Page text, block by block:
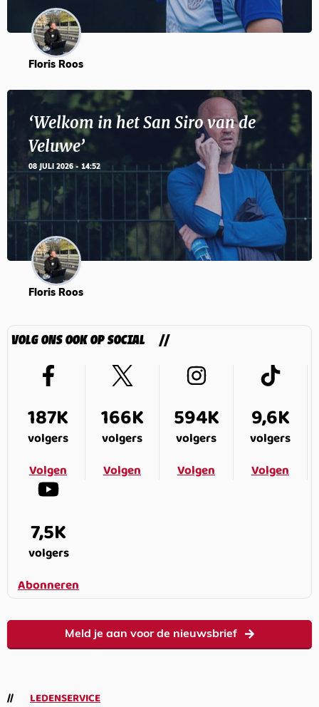
Floris Roos
‘Welkom in het San Siro van de
Veluwe’
08 JULI 2026 - 14:52
Floris Roos
VOLG ONS OOK OP SOCIAL
187K
volgers
Volgen
166K
volgers
Volgen
594K
volgers
Volgen
9,6K
volgers
Volgen
7,5K
volgers
Abonneren
Meld je aan voor de nieuwsbrief
LEDENSERVICE